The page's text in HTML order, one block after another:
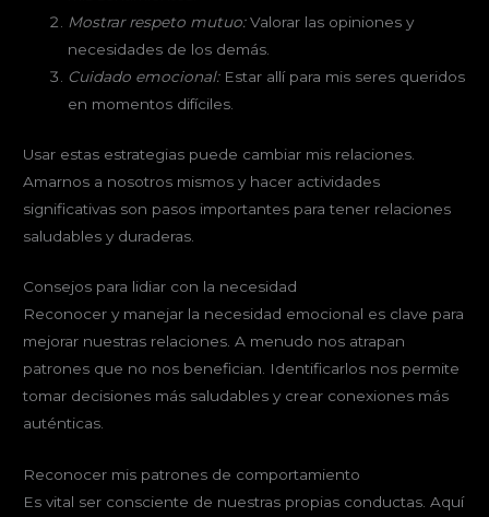
Mostrar respeto mutuo:Valorar las opiniones y
necesidades de los demás.
Cuidado emocional:Estar allí para mis seres queridos
en momentos difíciles.
Usar estas estrategias puede cambiar mis relaciones.
Amarnos a nosotros mismos y hacer actividades
significativas son pasos importantes para tener relaciones
saludables y duraderas.
Consejos para lidiar con la necesidad
Reconocer y manejar la necesidad emocional es clave para
mejorar nuestras relaciones. A menudo nos atrapan
patrones que no nos benefician. Identificarlos nos permite
tomar decisiones más saludables y crear conexiones más
auténticas.
Reconocer mis patrones de comportamiento
Es vital ser consciente de nuestras propias conductas. Aquí